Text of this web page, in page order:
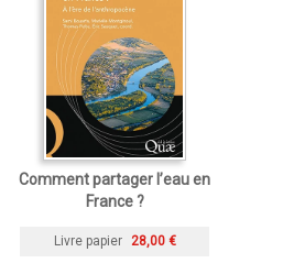
Comment partager l’eau en
France ?
Livre papier 28,00 €